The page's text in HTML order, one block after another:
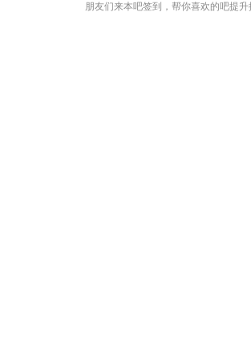
朋友们来本吧签到，帮你喜欢的吧提升